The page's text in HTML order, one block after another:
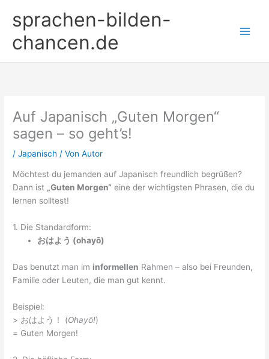
Inhalt
springen
sprachen-bilden-
chancen.de
Auf Japanisch „Guten Morgen“
sagen – so geht’s!
/Japanisch / VonAutor
Möchtest du jemanden auf Japanisch freundlich begrüßen?
Dann ist „Guten Morgen“ eine der wichtigsten Phrasen, die du
lernen solltest!
1. Die Standardform:
おはよう (ohayō)
Das benutzt man im informellen Rahmen – also bei Freunden,
Familie oder Leuten, die man gut kennt.
Beispiel:
> おはよう！ (Ohayō!)
= Guten Morgen!